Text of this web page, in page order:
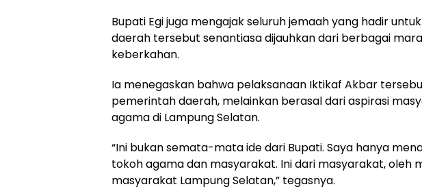
Bupati Egi juga mengajak seluruh jemaah yang hadir
daerah tersebut senantiasa dijauhkan dari berbagai
keberkahan.
Ia menegaskan bahwa pelaksanaan Iktikaf Akbar
pemerintah daerah, melainkan berasal dari aspirasi
agama di Lampung Selatan.
“Ini bukan semata-mata ide dari Bupati. Saya hanya
tokoh agama dan masyarakat. Ini dari masyarakat, oleh
masyarakat Lampung Selatan,” tegasnya.